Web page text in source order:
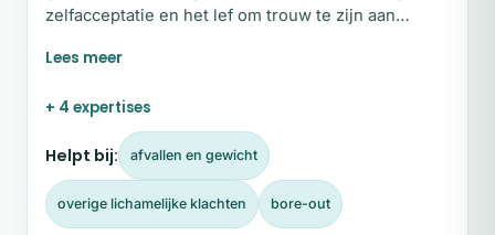
zelfacceptatie en het lef om trouw te zijn aan
en warme aandacht loop ik graag een stukje met je
centraal en ben jij het uitgangspunt. Samen
onderzoeken we wat jou uit balans brengt, zodat er
weer ruimte ontstaat voor rust, helderheid en
vertrouwen in jezelf.
+ 4 expertises
Helpt bij: afvallen en gewicht
overige lichamelijke klachten bore-out